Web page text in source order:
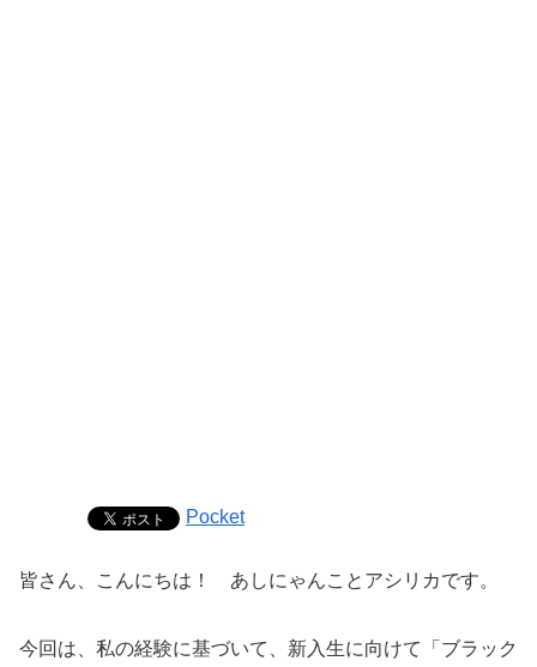
Pocket
皆さん、こんにちは！ あしにゃんことアシリカです。
今回は、私の経験に基づいて、新入生に向けて「 ブラック